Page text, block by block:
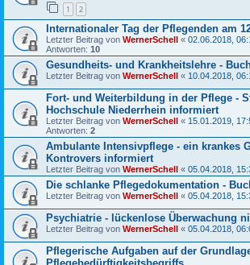
1 2
Internationaler Tag der Pflegenden am
Letzter Beitrag von WernerSchell « 02.06.2018,
Antworten: 10
Gesundheits- und Krankheitslehre -
Letzter Beitrag von WernerSchell « 10.04.2018,
Fort- und Weiterbildung in der Pflege -
Hochschule Niederrhein informiert
Letzter Beitrag von WernerSchell « 15.01.2019,
Antworten: 2
Ambulante Intensivpflege - ein krankes
Kontrovers informiert
Letzter Beitrag von WernerSchell « 05.04.2018,
Die schlanke Pflegedokumentation -
Letzter Beitrag von WernerSchell « 05.04.2018,
Psychiatrie - lückenlose Überwachung
Letzter Beitrag von WernerSchell « 05.04.2018,
Pflegerische Aufgaben auf der